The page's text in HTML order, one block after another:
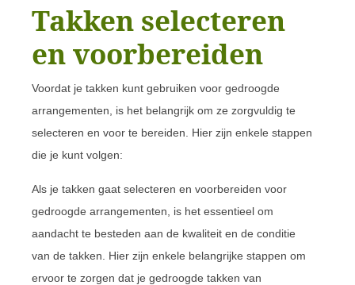
Takken selecteren
en voorbereiden
Voordat je takken kunt gebruiken voor gedroogde
arrangementen, is het belangrijk om ze zorgvuldig te
selecteren en voor te bereiden. Hier zijn enkele stappen
die je kunt volgen:
Als je takken gaat selecteren en voorbereiden voor
gedroogde arrangementen, is het essentieel om
aandacht te besteden aan de kwaliteit en de conditie
van de takken. Hier zijn enkele belangrijke stappen om
ervoor te zorgen dat je gedroogde takken van